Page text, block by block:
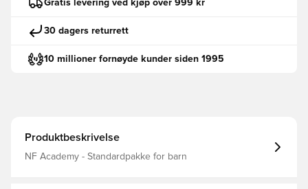
Gratis levering ved kjøp over 999 kr
30 dagers returrett
10 millioner fornøyde kunder siden 1995
Produktbeskrivelse
NF Academy - Standardpakke for barn